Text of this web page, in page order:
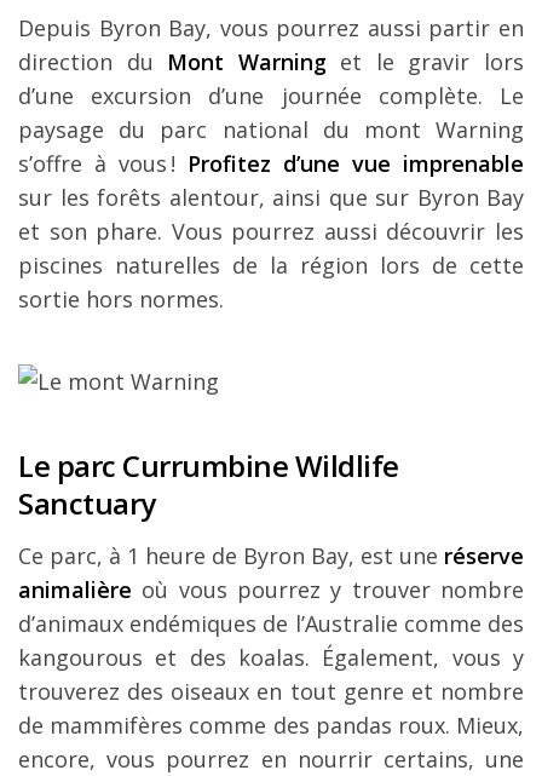
Depuis Byron Bay, vous pourrez aussi partir en
direction du Mont Warninget le gravir lors
d’une excursion d’une journée complète. Le
paysage du parc national du mont Warning
s’offre à vous ! Profitez d’une vue imprenable
sur les forêts alentour, ainsi que sur Byron Bay
et son phare. Vous pourrez aussi découvrir les
piscines naturelles de la région lors de cette
sortie hors normes.
Le parc Currumbine Wildlife
Sanctuary
Ce parc, à 1 heure de Byron Bay, est une réserve
animalière où vous pourrez y trouver nombre
d’animaux endémiques de l’Australie comme des
kangourous et des koalas. Également, vous y
trouverez des oiseaux en tout genre et nombre
de mammifères comme des pandas roux. Mieux,
encore, vous pourrez en nourrir certains, une